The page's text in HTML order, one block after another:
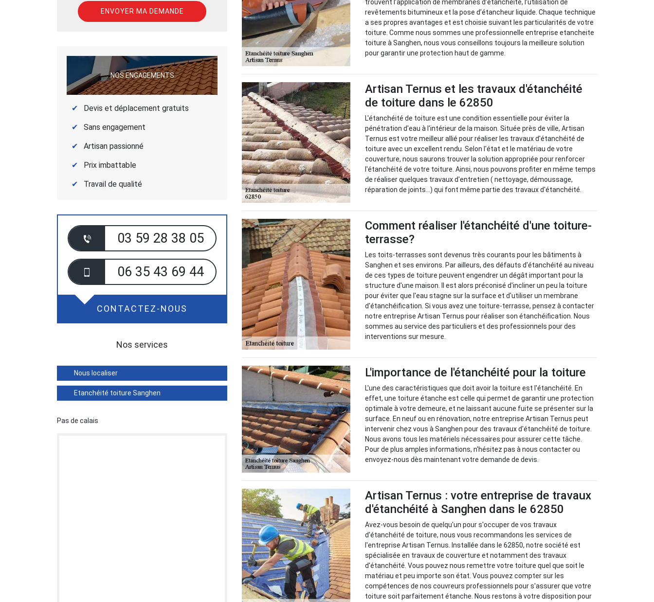
NOS ENGAGEMENTS
Devis et déplacement gratuits
Sans engagement
Artisan passionné
Prix imbattable
Travail de qualité
03 59 28 38 05
06 35 43 69 44
CONTACTEZ-NOUS
Nos services
Nous localiser
Etanchéité toiture Sanghen
Pas de calais
trouvent l’application de membranes d’étanchéité, l’utilisation de
revêtements bitumineux et la pose d’étancheur liquide. Chaque technique
a ses propres avantages et est choisie suivant les particularités de votre
toiture. Comme nous sommes une professionnelle entreprise etancheite
toiture à Sanghen, nous vous conseillons toujours la meilleure solution
pour garantir une protection haut de gamme.
Artisan Ternus et les travaux d'étanchéité
de toiture dans le 62850
L'étanchéité de toiture est une condition essentielle pour éviter la
pénétration d'eau à l'intérieur de la maison. Située près de ville, Artisan
Ternus est votre meilleur allié pour réaliser les travaux d'étanchéité de
toiture avec un excellent rendu. Selon l'état et le matériau de votre
couverture, nous saurons trouver la solution appropriée pour renforcer
l'étanchéité de votre toiture. Ainsi, nous pouvons profiter en même temps
de réaliser quelques travaux d'entretien ( nettoyage, démoussage,
réparation de joints...) qui font même partie des travaux d'étanchéité.
Comment réaliser l'étanchéité d'une toiture-
terrasse?
Les toits-terrasses sont devenus très courants pour les bâtiments à
Sanghen et ses environs. Par ailleurs, des défauts d'étanchéité au niveau
de ces types de toiture peuvent engendrer un dégât important pour la
structure d'une maison. Il est alors préconisé d'incliner un peu la toiture
pour éviter que l'eau stagne sur la surface et d'utiliser un membrane
d'étanchéification. Si vous avez une toiture-terrasse, pensez à contacter
notre entreprise Artisan Ternus pour réaliser son étanchéification. Nous
sommes au service des particuliers et des professionnels pour des
interventions sur mesure.
L'importance de l'étanchéité pour la toiture
L'une des caractéristiques que doit avoir la toiture est l'étanchéité. En
effet, une toiture étanche est celle qui permet de garantir une protection
optimale à votre demeure, et ne laissant aucune fuite se présenter sur la
surface. En neuf ou en rénovation, notre entreprise Artisan Ternus peut
intervenir chez vous à Sanghen pour des travaux d'étanchéité de toiture.
Nous avons tous les matériels nécessaires pour assurer cette tâche.
Pour de plus amples informations, n'hésitez pas à nous contacter ou
envoyez-nous dès maintenant votre demande de devis.
Artisan Ternus : votre entreprise de travaux
d'étanchéité à Sanghen dans le 62850
Avez-vous besoin de quelqu'un pour s'occuper de vos travaux
d'étanchéité de toiture, nous vous recommandons les services de
l'entreprise Artisan Ternus. Installée dans le 62850, notre société est
spécialisée en travaux de couverture et notamment des travaux
d'étanchéité. Vous pouvez nous remettre votre toiture quel que soit le
matériau et peu importe son état. Vous pouvez compter sur les
compétences de nos couvreurs professionnels pour s'assurer que votre
toiture soit parfaitement étanche. Nous restons à votre disposition pour